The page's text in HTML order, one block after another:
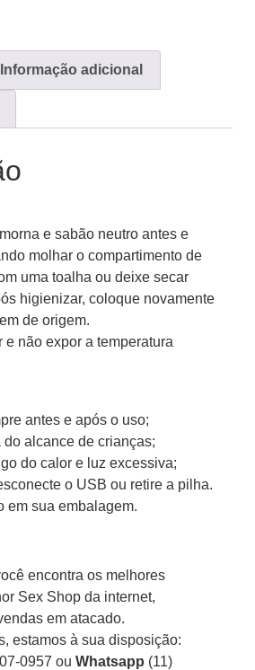
Informação adicional
e sabão neutro antes e
molhar o compartimento de
uma toalha ou deixe secar
higienizar, coloque novamente
de origem.
e não expor a temperatura
antes e após o uso;
do alcance de crianças;
do calor e luz excessiva;
o USB ou retire a pilha.
em sua embalagem.
encontra os melhores
Sex Shop da internet,
em atacado.
estamos à sua disposição:
0957 ou Whatsapp (11)